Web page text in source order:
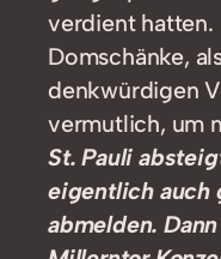
verdient
Domschänke,
denkwürdigen
vermutlich, um
St. Pauli
eigentlich auch
abmelden.